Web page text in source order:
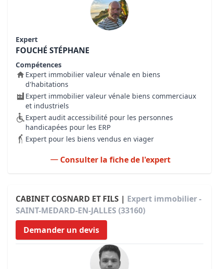
Expert
FOUCHÉ STÉPHANE
Compétences
Expert immobilier valeur vénale en biens
d'habitations
Expert immobilier valeur vénale biens commerciaux
et industriels
Expert audit accessibilité pour les personnes
handicapées pour les ERP
Expert pour les biens vendus en viager
Consulter la fiche de l'expert
CABINET COSNARD ET FILS | Expert immobilier -
SAINT-MEDARD-EN-JALLES (33160)
Demander un devis